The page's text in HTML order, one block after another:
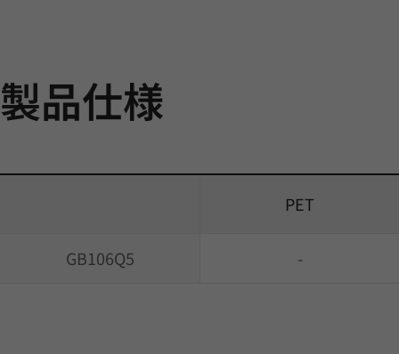
製品仕様
PET
GB106Q5 -